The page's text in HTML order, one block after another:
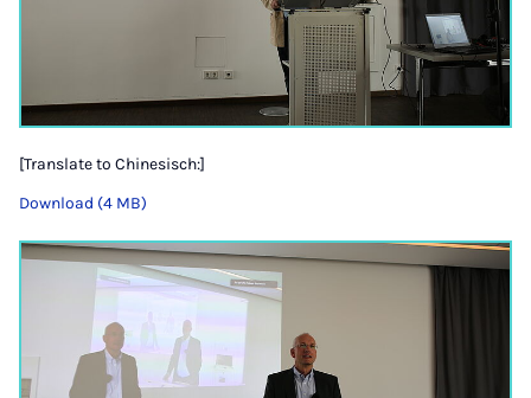
[Translate to Chinesisch:]
Download (4 MB)